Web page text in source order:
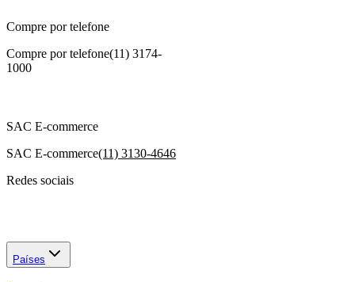
Compre por telefone
Compre por telefone(11) 3174-
1000
SAC E-commerce
SAC E-commerce(11) 3130-4646
Redes sociais
Países